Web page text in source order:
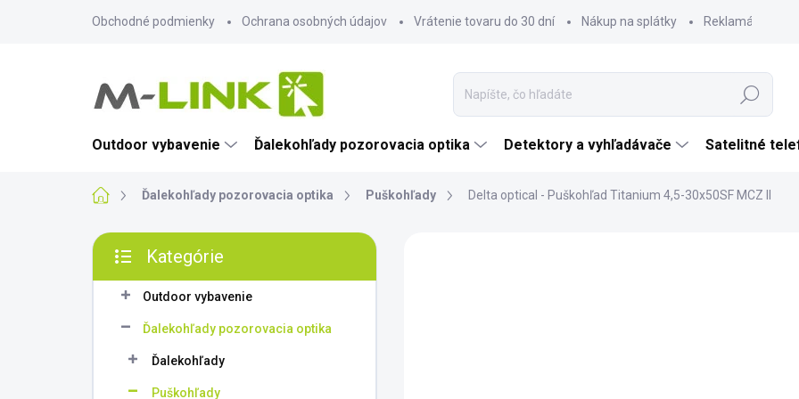
Obchodné podmienky Ochrana osobných údajov Vrátenie tovaru do 30 dní Nákup na splátky Reklamácia
Hľadať
Outdoor vybavenie Ďalekohľady pozorovacia optika Detektory a vyhľadávače Satelitné
DomovĎalekohľady pozorovacia optika Puškohľady Delta optical - Puškohľad Titanium 4,5-30x50SF MCZ II
B
č
kategórie
Kategórie
Outdoor vybavenie
Ďalekohľady pozorovacia optika
Ďalekohľady
Puškohľady